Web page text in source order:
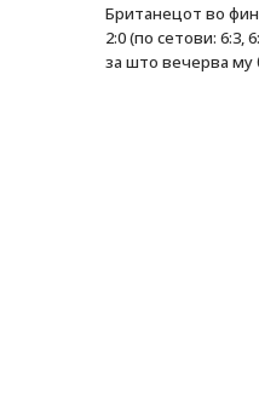
Британецот во
2:0 (по сетови: 6:3,
за што вечерва му
И